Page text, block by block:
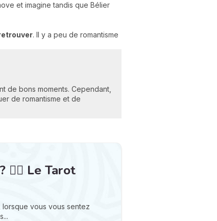
et imagine tandis que Bélier
. Il y a peu de romantisme
de bons moments. Cependant,
de romantisme et de
❤️‍🔥 Le Tarot
vous vous sentez